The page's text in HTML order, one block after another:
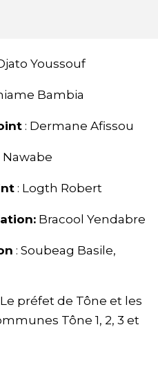
Youssouf
Bambia
: Dermane Afissou
Nawabe
: Logth Robert
Bracool Yendabre
: Soubeag Basile,
Le préfet de Tône et les
Tône 1, 2, 3 et